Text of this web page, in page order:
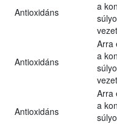
Antioxidáns
a
Antioxidáns
Arra
a
Antioxidáns
Arra
a